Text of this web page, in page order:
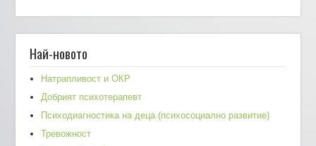
Най-новото
Натрапливост и ОКР
Добрият психотерапевт
Психодиагностика на деца (психосоциално развитие)
Тревожност